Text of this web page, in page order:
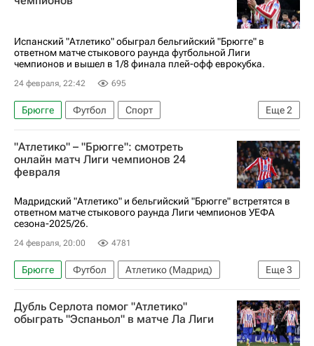
Атлетико (Мадрид)
Интер
Будё-Глимт
Аталанта
Боруссия (Дортмунд)
Байер 04
Олимпиакос (Пирей)
Никита Хайкин
Испанский "Атлетико" обыграл бельгийский "Брюгге" в
ответном матче стыкового раунда футбольной Лиги
чемпионов и вышел в 1/8 финала плей-офф еврокубка.
24 февраля, 22:42 695
Еще2
Брюгге Футбол
Спорт
Атлетико (Мадрид)
Лига чемпионов УЕФА 2026-2027
"Атлетико" – "Брюгге": смотреть
онлайн матч Лиги чемпионов 24
февраля
Мадридский "Атлетико" и бельгийский "Брюгге" встретятся в
ответном матче стыкового раунда Лиги чемпионов УЕФА
сезона-2025/26.
24 февраля, 20:00 4781
Еще3
Брюгге Футбол
Атлетико (Мадрид)
Лига чемпионов УЕФА 2026-2027
Анонсы и трансляции матчей
Спорт
Дубль Серлота помог "Атлетико"
обыграть "Эспаньол" в матче Ла Лиги